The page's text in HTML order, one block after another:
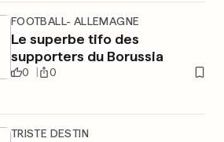
FOOTBALL- ALLEMAGNE
Le superbe tifo des
supporters du Borussia
0 0
TRISTE DESTIN